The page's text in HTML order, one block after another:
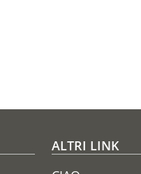
ALTRI LINK